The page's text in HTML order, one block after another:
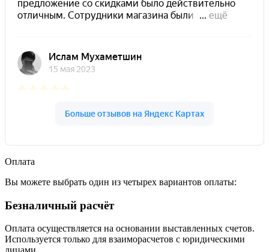
Оплата
Вы можете выбрать один из четырех вариантов оплаты:
Безналичный расчёт
Оплата осуществляется на основании выставленных счетов.
Используется только для взаиморасчетов с юридическими